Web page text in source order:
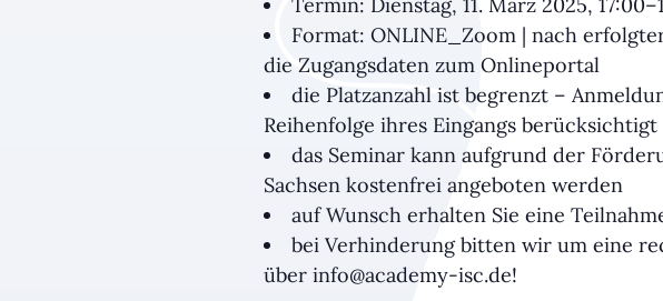
Format: ONLINE_Zoom | nach
die Zugangsdaten zum Onlineportal
die Platzanzahl ist begrenzt –
Reihenfolge ihres Eingangs berücksichtigt
das Seminar kann aufgrund der
Sachsen kostenfrei angeboten werden
auf Wunsch erhalten Sie eine
bei Verhinderung bitten wir um eine
über info@academy-isc.de!